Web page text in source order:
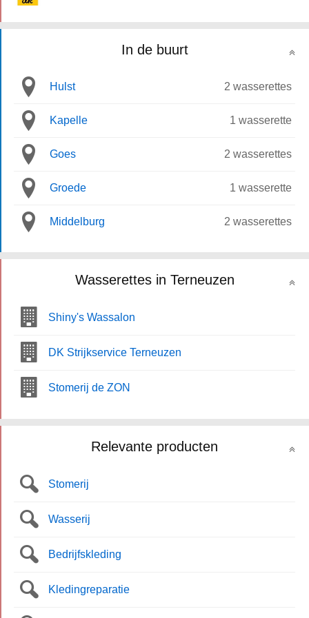
In de buurt
Hulst 2 wasserettes
Kapelle 1 wasserette
Goes 2 wasserettes
Groede 1 wasserette
Middelburg 2 wasserettes
Wasserettes in Terneuzen
Shiny's Wassalon
DK Strijkservice Terneuzen
Stomerij de ZON
Relevante producten
Stomerij
Wasserij
Bedrijfskleding
Kledingreparatie